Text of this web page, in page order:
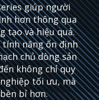
giúp người
hơn thông qua
tạo và hiệu quả.
năng ổn định
chủ dòng sản
không chỉ quy
tối ưu, mà
bỉ hơn.